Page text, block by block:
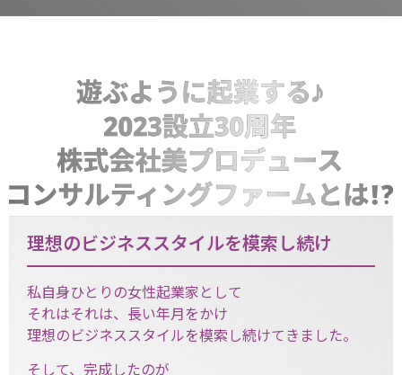
理想のビジネススタイルを模索し続け
私自身ひとりの女性起業家として
それはそれは、長い年月をかけ
理想のビジネススタイルを模索し続けてきました。
そして、完成したのが